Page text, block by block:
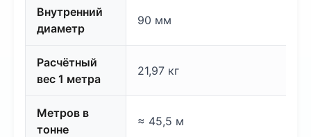
Внутренний
диаметр
90 мм
Расчётный
вес 1 метра
21,97 кг
Метров в
тонне
≈ 45,5 м